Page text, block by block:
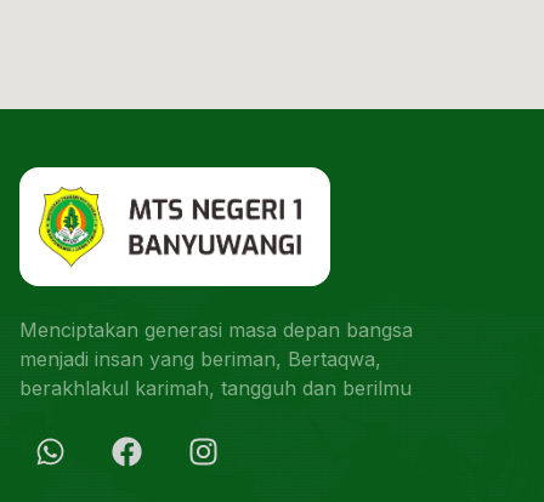
Menciptakan generasi masa depan bangsa
menjadi insan yang beriman, Bertaqwa,
berakhlakul karimah, tangguh dan berilmu